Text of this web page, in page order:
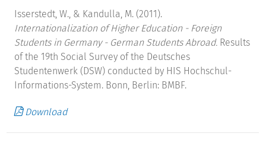
Isserstedt, W., & Kandulla, M. (2011).
Internationalization of Higher Education - Foreign
Students in Germany - German Students Abroad. Results
of the 19th Social Survey of the Deutsches
Studentenwerk (DSW) conducted by HIS Hochschul-
Informations-System. Bonn, Berlin: BMBF.
Download